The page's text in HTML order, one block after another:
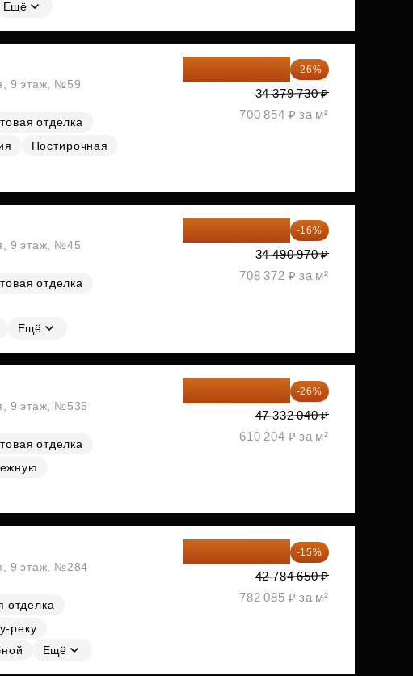
Ещё
9 этаж, №59
отделка
Постирочная
-26%
34 379 730 ₽
700 854 ₽ за м²
9 этаж, №45
отделка
Ещё
-16%
34 490 970 ₽
708 372 ₽ за м²
9 этаж, №535
отделка
-26%
47 332 040 ₽
610 204 ₽ за м²
9 этаж, №284
отделка
реку
Ещё
-15%
42 784 650 ₽
782 085 ₽ за м²